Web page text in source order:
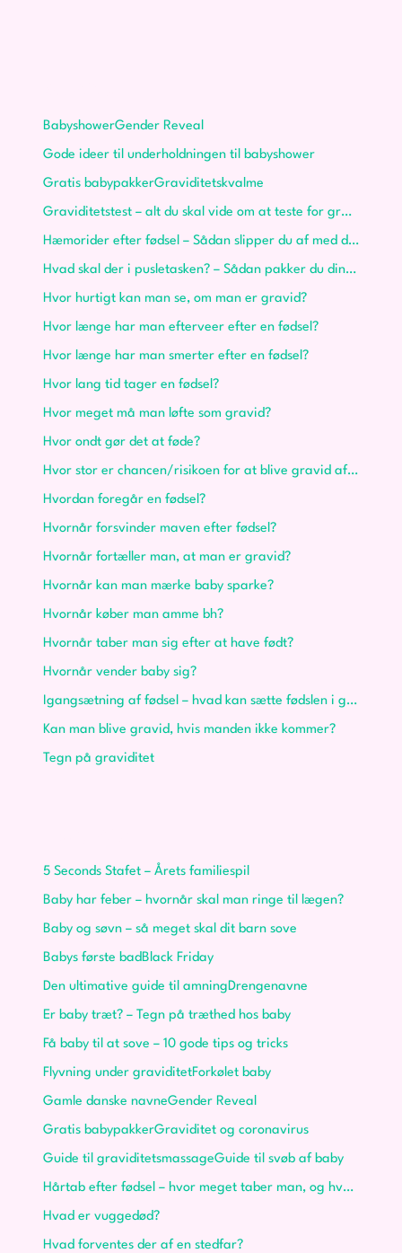
BabyshowerGender Reveal
Gode ideer til underholdningen til babyshower
Gratis babypakkerGraviditetskvalme
Graviditetstest – alt du skal vide om at teste for graviditet
Hæmorider efter fødsel – Sådan slipper du af med dem
Hvad skal der i pusletasken? – Sådan pakker du din pusletaske
Hvor hurtigt kan man se, om man er gravid?
Hvor længe har man efterveer efter en fødsel?
Hvor længe har man smerter efter en fødsel?
Hvor lang tid tager en fødsel?
Hvor meget må man løfte som gravid?
Hvor ondt gør det at føde?
Hvor stor er chancen/risikoen for at blive gravid af præsperm?
Hvordan foregår en fødsel?
Hvornår forsvinder maven efter fødsel?
Hvornår fortæller man, at man er gravid?
Hvornår kan man mærke baby sparke?
Hvornår køber man amme bh?
Hvornår taber man sig efter at have født?
Hvornår vender baby sig?
Igangsætning af fødsel – hvad kan sætte fødslen i gang?
Kan man blive gravid, hvis manden ikke kommer?
Tegn på graviditet
5 Seconds Stafet – Årets familiespil
Baby har feber – hvornår skal man ringe til lægen?
Baby og søvn – så meget skal dit barn sove
Babys første badBlack Friday
Den ultimative guide til amningDrengenavne
Er baby træt? – Tegn på træthed hos baby
Få baby til at sove – 10 gode tips og tricks
Flyvning under graviditetForkølet baby
Gamle danske navneGender Reveal
Gratis babypakkerGraviditet og coronavirus
Guide til graviditetsmassageGuide til svøb af baby
Hårtab efter fødsel – hvor meget taber man, og hvor længe står det på?
Hvad er vuggedød?
Hvad forventes der af en stedfar?